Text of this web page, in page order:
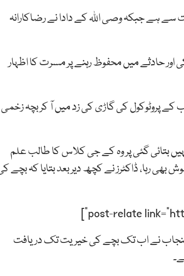
سے ہے جبکہ وصی اللہ کے دادا نے رضاکارانہ
اور حادثے میں محفوظ رہنے پر مسرت کا اظہار
کے پروٹوکول کی گاڑی کی زد میں آ کر بچہ زخمی
بتائی گئی پر وہ کے جی کلاس کا طالب علم
بھی رہا، ڈاکٹرز نے کچھ دیر بعد بتایا کہ بچے
پنجاب نے اب تک بچے کی خیریت تک دریافت